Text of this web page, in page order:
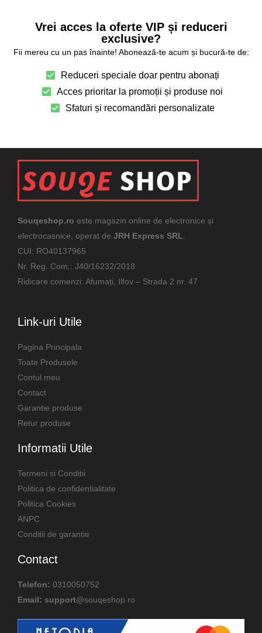
Vrei acces la oferte VIP și reduceri
exclusive?
Fii mereu cu un pas înainte! Abonează-te acum și bucură-te de:
Reduceri speciale doar pentru abonați
Acces prioritar la promoții și produse noi
Sfaturi și recomandări personalizate
Souqeshop.ro este magazin online de electronice și
electrocasnice, operat de JRH Express SRL
CUI: RO40137965
Nr. Reg. Com.: J40/16232/2018
Ridicare comenzi: Afumați, Ilfov – Strada 2 nr. 47
Link-uri Utile
Pagina Principala
Toate Produsele
Contul meu
Contact
Garantie produse
Retur produse
Informatii Utile
Termeni si Conditii
Politica de confidentialitate
Politica Cookies
ANPC
Conditii de garantie
Contact
Telefon: 0310050752
Email: support@souqeshop.ro